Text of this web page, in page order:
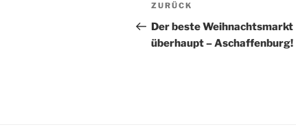
Vorheriger
Beitrag
ZURÜCK
Der beste Weihnachtsmarkt
überhaupt – Aschaffenburg!